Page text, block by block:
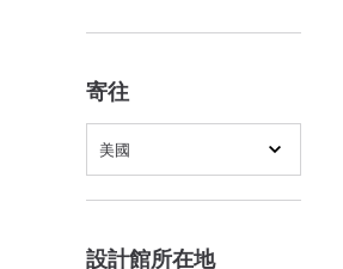
寄往
美國
設計館所在地